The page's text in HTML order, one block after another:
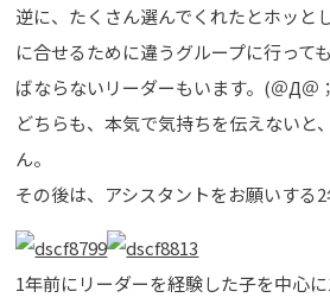
逆に、たくさん選んでくれたとホッと
に合せるために違うグループに行って
ばならないリーダーもいます。(＠Д＠；
どちらも、本気で気持ちを伝えないと
ん。
その後は、アシスタントをお願いする
1年前にリーダーを経験した子を中心